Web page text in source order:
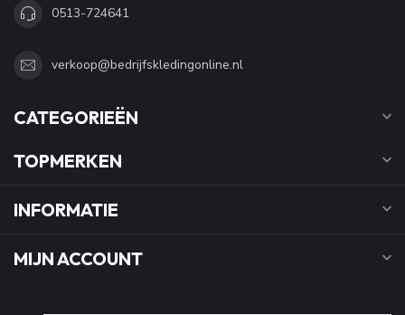
0513-724641
verkoop@bedrijfskledingonline.nl
CATEGORIEËN
TOPMERKEN
INFORMATIE
MIJN ACCOUNT